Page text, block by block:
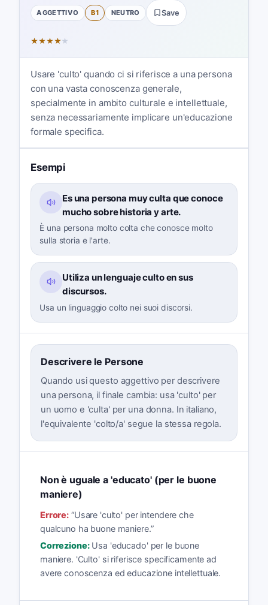
AGGETTIVO B1 NEUTRO Save
★★★★★
Usare 'culto' quando ci si riferisce a una persona
con una vasta conoscenza generale,
specialmente in ambito culturale e intellettuale,
senza necessariamente implicare un'educazione
formale specifica.
Esempi
Es una persona muy culta que conoce
mucho sobre historia y arte.
È una persona molto colta che conosce molto
sulla storia e l'arte.
Utiliza un lenguaje culto en sus
discursos.
Usa un linguaggio colto nei suoi discorsi.
Descrivere le Persone
Quando usi questo aggettivo per descrivere
una persona, il finale cambia: usa 'culto' per
un uomo e 'culta' per una donna. In italiano,
l'equivalente 'colto/a' segue la stessa regola.
Non è uguale a 'educato' (per le buone
maniere)
Errore: “Usare 'culto' per intendere che
qualcuno ha buone maniere.”
Correzione: Usa 'educado' per le buone
maniere. 'Culto' si riferisce specificamente ad
avere conoscenza ed educazione intellettuale.